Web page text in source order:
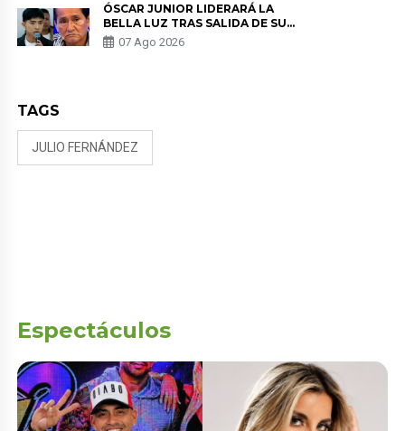
ÓSCAR JUNIOR LIDERARÁ LA
BELLA LUZ TRAS SALIDA DE SU
PADRE POR POLÉMICA CON
NALDY SALDAÑA
07 Ago 2026
TAGS
JULIO FERNÁNDEZ
Espectáculos